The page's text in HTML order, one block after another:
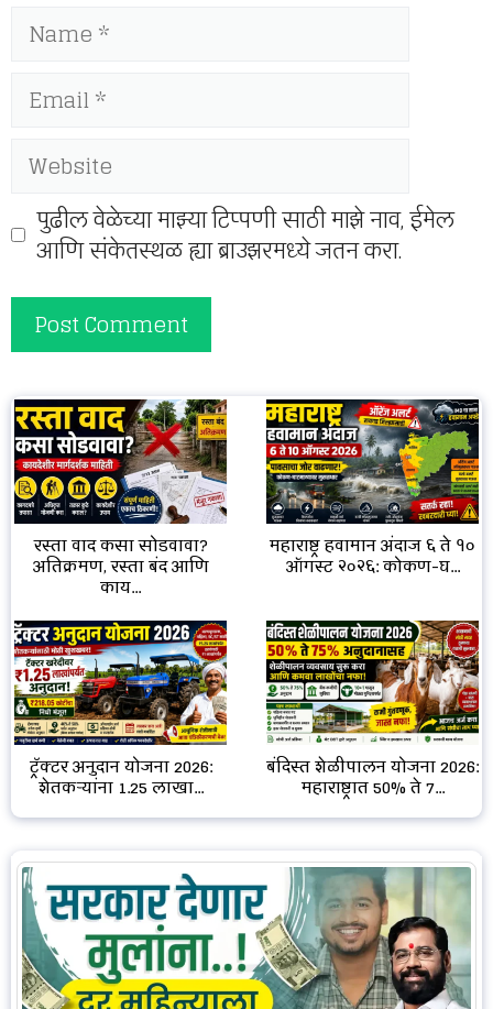
Name
Email
Website
पुढील वेळेच्या माझ्या टिप्पणी साठी माझे नाव, ईमेल
आणि संकेतस्थळ ह्या ब्राउझरमध्ये जतन करा.
रस्ता वाद कसा सोडवावा?
अतिक्रमण, रस्ता बंद आणि
काय...
महाराष्ट्र हवामान अंदाज ६ ते १०
ऑगस्ट २०२६: कोकण-घ...
ट्रॅक्टर अनुदान योजना 2026:
शेतकऱ्यांना ₹1.25 लाखा...
बंदिस्त शेळीपालन योजना 2026:
महाराष्ट्रात 50% ते 7...